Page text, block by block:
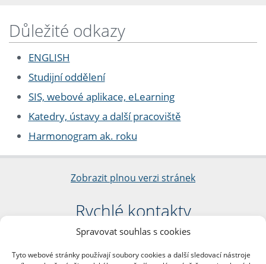
Spravovat souhlas s cookies
Tyto webové stránky používají soubory cookies a další sledovací nástroje
Důležité odkazy
ENGLISH
Studijní oddělení
SIS, webové aplikace, eLearning
Katedry, ústavy a další pracoviště
Harmonogram ak. roku
Zobrazit plnou verzi stránek
Rychlé kontakty
Filozofická fakulta
nám. Jana Palacha 1/2